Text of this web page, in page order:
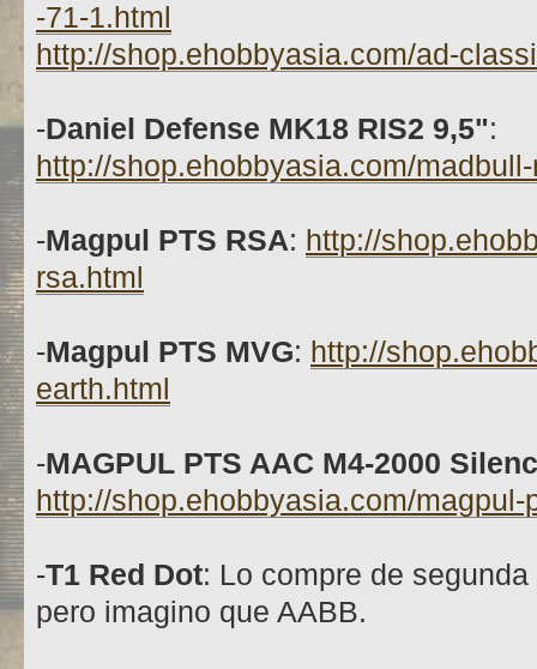
-71-1.html
http://shop.ehobbyasia.com/ad-
-Daniel Defense MK18 RIS2 9,5":
http://shop.ehobbyasia.com/
-Magpul PTS RSA: http://
rsa.html
-Magpul PTS MVG: http://
earth.html
-MAGPUL PTS AAC M4-2000
http://shop.ehobbyasia.com/
-T1 Red Dot: Lo compre de
pero imagino que AABB.